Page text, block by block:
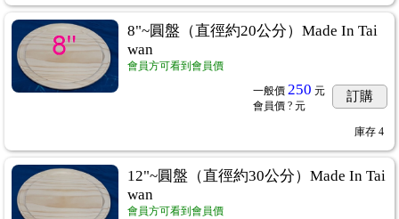
8"~圓盤（直徑約20公分）Made In Tai
wan
會員方可看到會員價
一般價 250 元
會員價 ? 元
訂購
庫存 4
12"~圓盤（直徑約30公分）Made In Tai
wan
會員方可看到會員價